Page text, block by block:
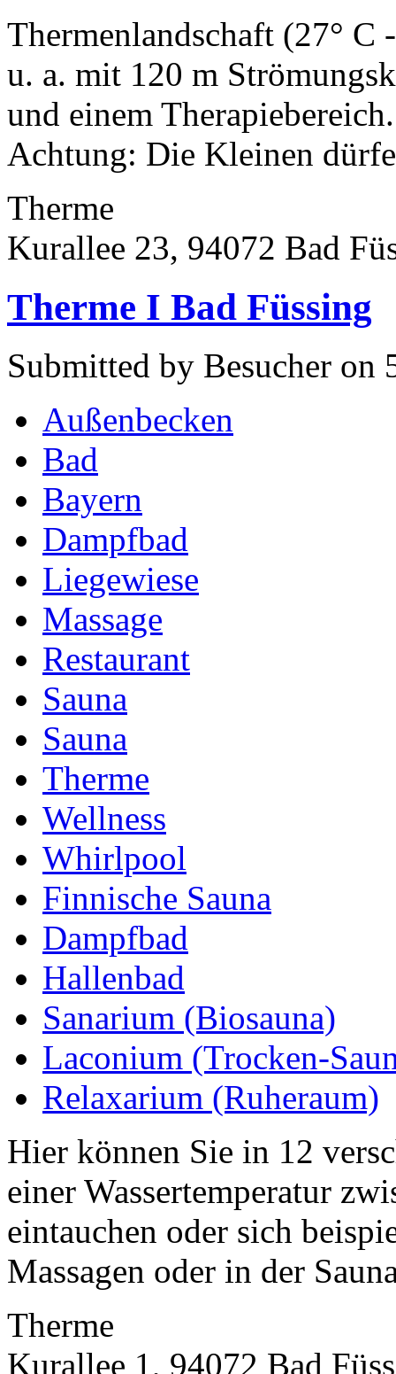
Thermenlandschaft (27° C
u. a. mit 120 m
und einem Therapiebereich.
Achtung: Die Kleinen
Therme
Kurallee 23, 94072 Bad
Therme I Bad Füssing
Submitted by Besucher on
Außenbecken
Bad
Bayern
Dampfbad
Liegewiese
Massage
Restaurant
Sauna
Sauna
Therme
Wellness
Whirlpool
Finnische Sauna
Dampfbad
Hallenbad
Sanarium (Biosauna)
Laconium (Trocken-
Relaxarium (Ruheraum)
Hier können Sie in 12
einer Wassertemperatur
eintauchen oder sich
Massagen oder in der
Therme
Kurallee 1, 94072 Bad